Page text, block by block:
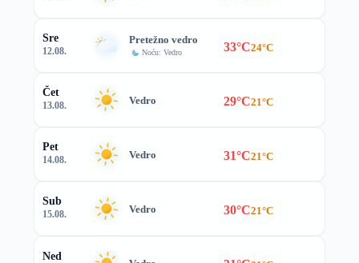
Sre
12.08.
Pretežno vedro
Noću: Vedro 33°C24°C
Čet
13.08. Vedro 29°C21°C
Pet
14.08. Vedro 31°C21°C
Sub
15.08. Vedro 30°C21°C
Ned